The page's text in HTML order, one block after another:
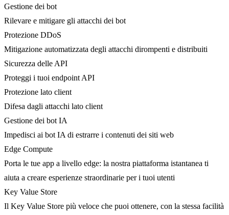
Gestione dei bot
Rilevare e mitigare gli attacchi dei bot
Protezione DDoS
Mitigazione automatizzata degli attacchi dirompenti e distribuiti
Sicurezza delle API
Proteggi i tuoi endpoint API
Protezione lato client
Difesa dagli attacchi lato client
Gestione dei bot IA
Impedisci ai bot IA di estrarre i contenuti dei siti web
Edge Compute
Porta le tue app a livello edge: la nostra piattaforma istantanea ti
aiuta a creare esperienze straordinarie per i tuoi utenti
Key Value Store
Il Key Value Store più veloce che puoi ottenere, con la stessa facilità